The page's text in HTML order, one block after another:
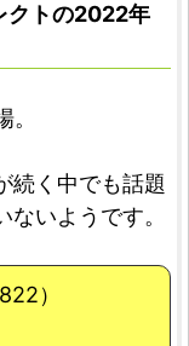
クトの2022年
続く中でも話題
いようです。
）